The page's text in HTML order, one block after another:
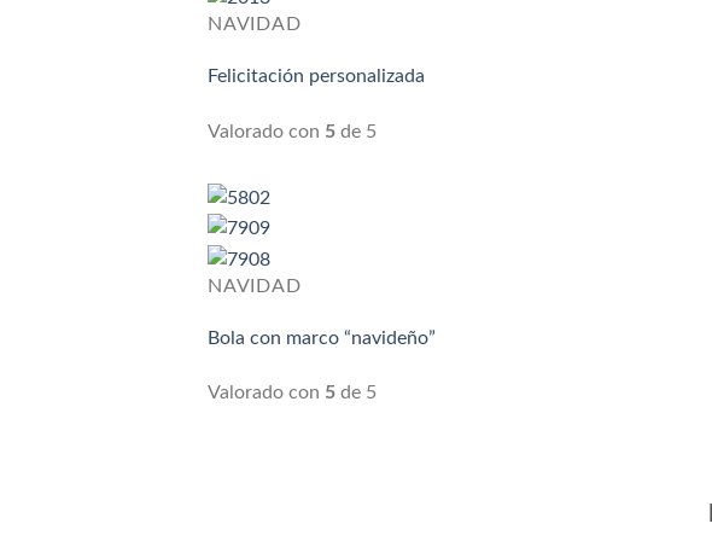
NAVIDAD
Felicitación personalizada
Valorado con 5 de 5
NAVIDAD
Bola con marco “navideño”
Valorado con 5 de 5